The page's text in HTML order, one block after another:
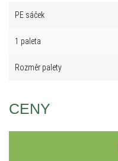
PE sáček
1 paleta
Rozměr palety
CENY